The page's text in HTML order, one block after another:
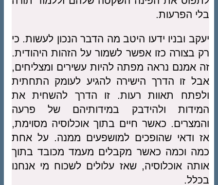
בלי הפרעות.
יעקב ובניו ידעו היטב מה הדבר הנכון לעשות. כי
רק בצורה כזו אפשר לשמור על הזהות היהודית.
זה אמנם נראה מפתה להיות עשירים ומצליחים,
אבל זו הדרך הישירה להגיע לעומק התחתית
ולפתח תאוות רעות. זו הדרך להשחית את
המידות ולהידבק במידותיהם של פרעה
והמצרים. כאשר חיים בתוך אוכלוסיה מסוימת,
אז ודאי שהופכים למושפעים ממנה. על אחת
כמה וכמה כאשר מקבלים מעמד מכובד בתוך
אותה אוכלוסיה, שאז עלולים לשכוח מי אנחנו
בכלל.